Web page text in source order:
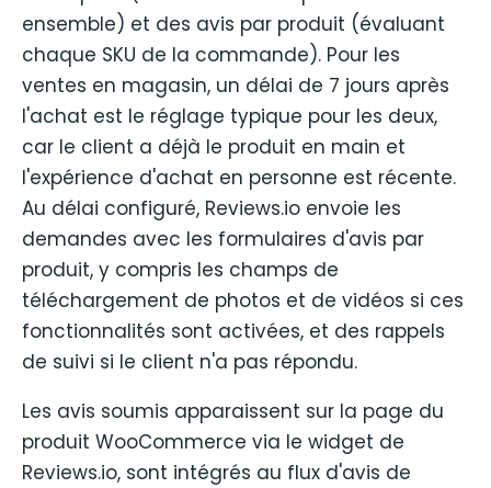
ensemble) et des avis par produit (évaluant
chaque SKU de la commande). Pour les
ventes en magasin, un délai de 7 jours après
l'achat est le réglage typique pour les deux,
car le client a déjà le produit en main et
l'expérience d'achat en personne est récente.
Au délai configuré, Reviews.io envoie les
demandes avec les formulaires d'avis par
produit, y compris les champs de
téléchargement de photos et de vidéos si ces
fonctionnalités sont activées, et des rappels
de suivi si le client n'a pas répondu.
Les avis soumis apparaissent sur la page du
produit WooCommerce via le widget de
Reviews.io, sont intégrés au flux d'avis de